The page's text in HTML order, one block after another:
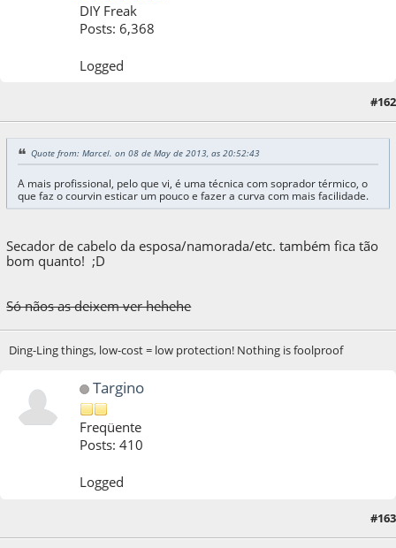
DIY Freak
Posts: 6,368
Logged
#162
Quote from: Marcel. on 08 de May de 2013, as 20:52:43
A mais profissional, pelo que vi, é uma técnica com soprador térmico, o
que faz o courvin esticar um pouco e fazer a curva com mais facilidade.
Secador de cabelo da esposa/namorada/etc. também fica tão
bom quanto! ;D
Só nãos as deixem ver hehehe
Ding-Ling things, low-cost = low protection! Nothing is foolproof
Targino
Freqüente
Posts: 410
Logged
#163